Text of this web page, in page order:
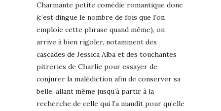
Charmante petite comédie romantique donc
(c’est dingue le nombre de fois que l’on
emploie cette phrase quand même), on
arrive à bien rigoler, notamment des
cascades de Jessica Alba et des touchantes
pitreries de Charlie pour essayer de
conjurer la malédiction afin de conserver sa
belle, allant même jusqu’à partir à la
recherche de celle qui l’a maudit pour qu’elle